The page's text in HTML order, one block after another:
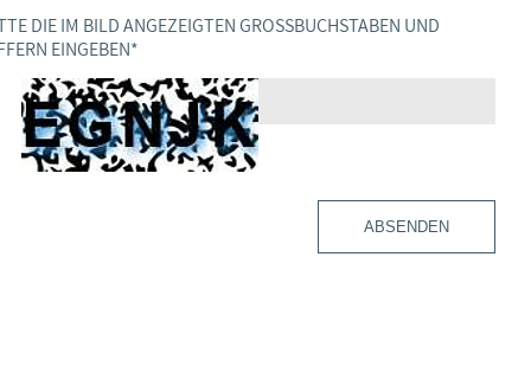
DIE IM BILD ANGEZEIGTEN GROSSBUCHSTABEN UND Z
EINGEBEN *
ABSENDEN